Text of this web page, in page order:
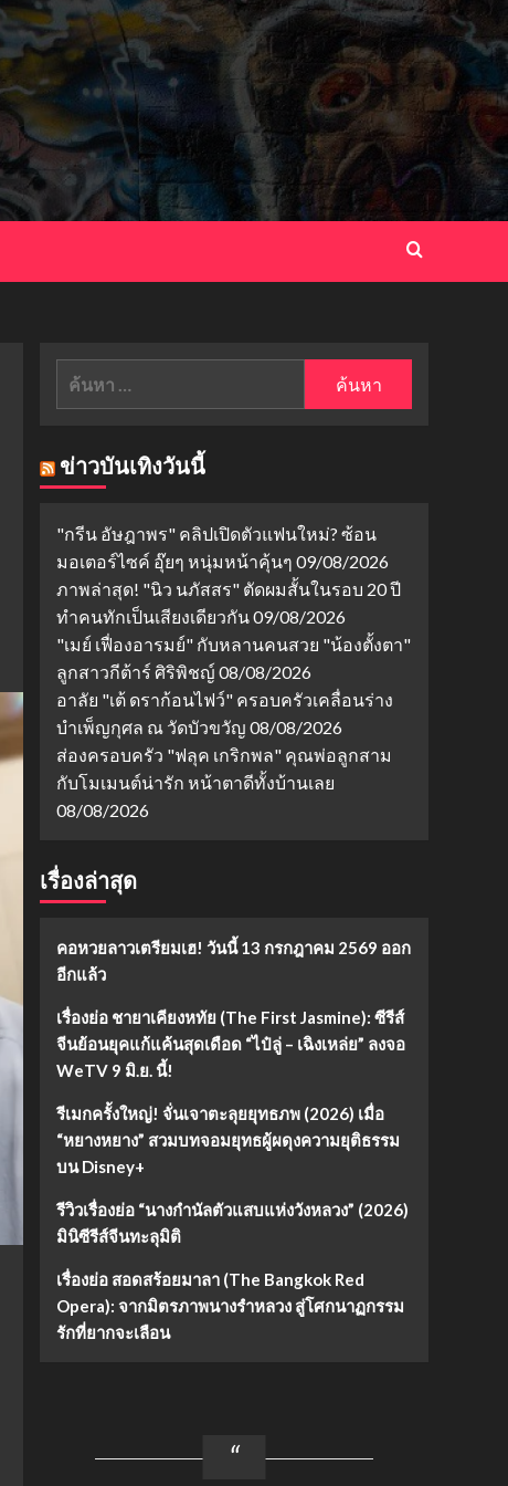
ค้นหา
ข่าวบันเทิงวันนี้
"กรีน อัษฎาพร" คลิปเปิดตัวแฟนใหม่? ซ้อน
มอเตอร์ไซค์ อุ๊ยๆ หนุ่มหน้าคุ้นๆ 09/08/2026
ภาพล่าสุด! "นิว นภัสสร" ตัดผมสั้นในรอบ 20 ปี
ทำคนทักเป็นเสียงเดียวกัน09/08/2026
"เมย์ เฟื่องอารมย์" กับหลานคนสวย "น้องตั้งตา"
ลูกสาวกีต้าร์ ศิริพิชญ์ 08/08/2026
อาลัย "เต้ ดราก้อนไฟว์" ครอบครัวเคลื่อนร่าง
บำเพ็ญกุศล ณ วัดบัวขวัญ 08/08/2026
ส่องครอบครัว "ฟลุค เกริกพล" คุณพ่อลูกสาม
กับโมเมนต์น่ารัก หน้าตาดีทั้งบ้านเลย
08/08/2026
เรื่องล่าสุด
คอหวยลาวเตรียมเฮ! วันนี้ 13 กรกฎาคม 2569 ออก
อีกแล้ว
เรื่องย่อ ชายาเคียงหทัย (The First Jasmine): ซีรีส์
จีนย้อนยุคแก้แค้นสุดเดือด “ไป๋ลู่ – เฉิงเหล่ย” ลงจอ
WeTV 9 มิ.ย. นี้!
รีเมกครั้งใหญ่! จั่นเจาตะลุยยุทธภพ (2026) เมื่อ
“หยางหยาง” สวมบทจอมยุทธผู้ผดุงความยุติธรรม
บน Disney+
รีวิวเรื่องย่อ “นางกำนัลตัวแสบแห่งวังหลวง” (2026)
มินิซีรีส์จีนทะลุมิติ
เรื่องย่อ สอดสร้อยมาลา (The Bangkok Red
Opera): จากมิตรภาพนางรำหลวง สู่โศกนาฏกรรม
รักที่ยากจะเลือน